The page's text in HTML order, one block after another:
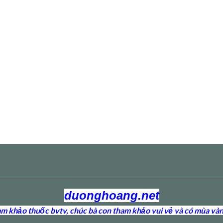
duonghoang.net
khảo thuốc bvtv, chúc bà con tham khảo vui vẻ và có mùa